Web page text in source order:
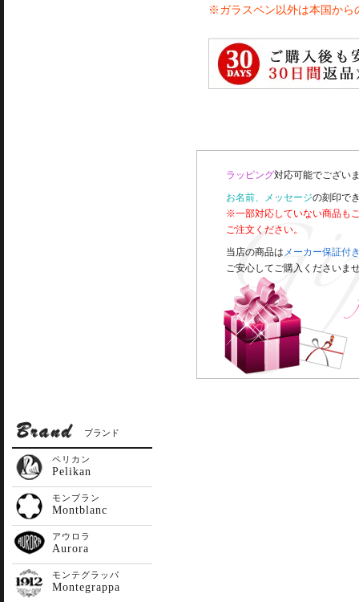
※ガラスペン以外は本国から
ラッピング対応可能でござい
お名前、メッセージの刻印で
※一部対応していない商品も
ご注文ください。
当店の商品は メーカー保証付
ご安心してご購入くださいま
ブランド
ペリカン
Pelikan
モンブラン
Montblanc
アウロラ
Aurora
モンテグラッパ
Montegrappa